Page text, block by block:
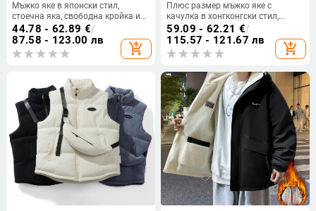
Мъжко яке в японски стил,
стоечна яка, свободна кройка и
странични джобове
44.78 - 62.89 €/
87.58 - 123.00 лв
add_shopping_cart
Плюс размер мъжко яке с
качулка в хонгконгски стил,
свободна кройка, джобове с патч,
за пролет и есен
59.09 - 62.21 €/
115.57 - 121.67 лв
add_shopping_cart